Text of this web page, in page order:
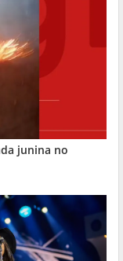
junina no